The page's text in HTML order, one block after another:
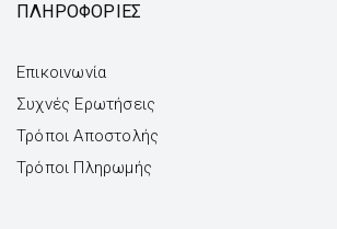
ΠΛΗΡΟΦΟΡΙΕΣ
Επικοινωνία
Συχνές Ερωτήσεις
Τρόποι Αποστολής
Τρόποι Πληρωμής